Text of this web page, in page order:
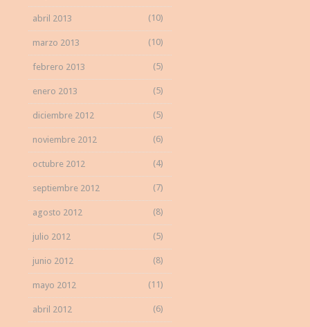
abril 2013 (10)
marzo 2013 (10)
febrero 2013 (5)
enero 2013 (5)
diciembre 2012 (5)
noviembre 2012 (6)
octubre 2012 (4)
septiembre 2012 (7)
agosto 2012 (8)
julio 2012 (5)
junio 2012 (8)
mayo 2012 (11)
abril 2012 (6)